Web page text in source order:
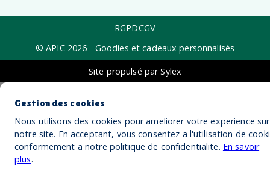
RGPDCGV
© APIC 2026 - Goodies et cadeaux personnalisés
Site propulsé par Sylex
Gestion des cookies
Nous utilisons des cookies pour ameliorer votre experience sur
notre site. En acceptant, vous consentez a l'utilisation de
conformement a notre politique de confidentialite. En savoir
plus.